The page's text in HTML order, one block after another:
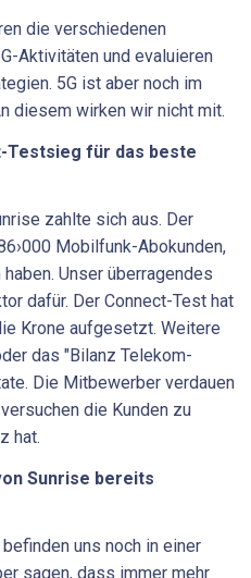
die verschiedenen
Aktivitäten und evaluieren
5G ist aber noch im
diesem wirken wir nicht mit.
Testsieg für das beste
zahlte sich aus. Der
Mobilfunk-Abokunden,
Unser überragendes
dafür. Der Connect-Test hat
Krone aufgesetzt. Weitere
das "Bilanz Telekom-
Die Mitbewerber verdauen
die Kunden zu
hat.
Sunrise bereits
uns noch in einer
sagen, dass immer mehr